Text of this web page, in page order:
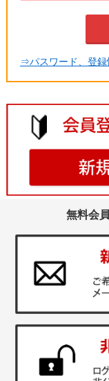
⇒パスワード、登録
無料会